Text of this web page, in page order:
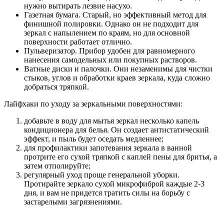
нужно вытирать лезвие насухо.
Газетная бумага. Старый, но эффективный метод для
финишной полировки. Однако он не подходит для
зеркал с напылением по краям, но для основной
поверхности работает отлично.
Пульверизатор. Прибор удобен для равномерного
нанесения самодельных или покупных растворов.
Ватные диски и палочки. Они незаменимы для чистки
стыков, углов и обработки краев зеркала, куда сложно
добраться тряпкой.
Лайфхаки по уходу за зеркальными поверхностями:
добавьте в воду для мытья зеркал несколько капель
кондиционера для белья. Он создает антистатический
эффект, и пыль будет оседать медленнее;
для профилактики запотевания зеркала в ванной
протрите его сухой тряпкой с каплей пены для бритья, а
затем отполируйте;
регулярный уход проще генеральной уборки.
Протирайте зеркало сухой микрофиброй каждые 2-3
дня, и вам не придется тратить силы на борьбу с
застарелыми загрязнениями.